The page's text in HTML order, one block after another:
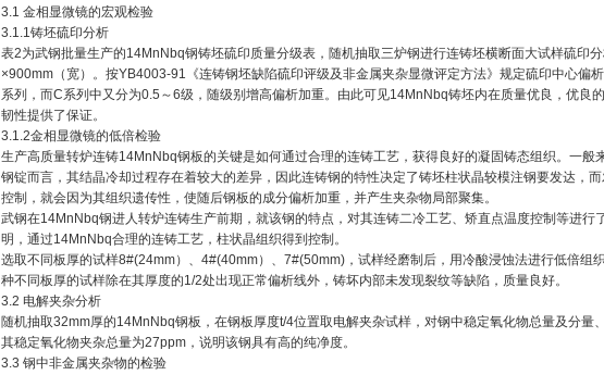
3.1 金相显微镜的宏观检验
3.1.1铸坯硫印分析
表2为武钢批量生产的14MnNbq钢铸坯硫印质量分级表，随机抽取三炉钢进行连铸坯横断面大试样硫印分
×900mm（宽）。按YB4003-91《连铸钢坯缺陷硫印评级及非金属夹杂显微评定方法》规定硫印中心偏
系列，而C系列中又分为0.5～6级，随级别增高偏析加重。由此可见14MnNbq铸坯内在质量优良，优良
韧性提供了保证。
3.1.2金相显微镜的低倍检验
生产高质量转炉连铸14MnNbq钢板的关键是如何通过合理的连铸工艺，获得良好的凝固铸态组织。一般
钢锭而言，其结晶冷却过程存在着较大的差异，因此连铸钢的特性决定了铸坯柱状晶较模注钢要发达，
控制，就会因为其组织遗传性，使随后钢板的成分偏析加重，并产生夹杂物局部聚集。
武钢在14MnNbq钢进人转炉连铸生产前期，就该钢的特点，对其连铸二冷工艺、矫直点温度控制等进行
明，通过14MnNbq合理的连铸工艺，柱状晶组织得到控制。
选取不同板厚的试样8#(24mm）、4#(40mm）、7#(50mm)，试样经磨制后，用冷酸浸蚀法进行低倍组
种不同板厚的试样除在其厚度的1/2处出现正常偏析线外，铸坏内部未发现裂纹等缺陷，质量良好。
3.2 电解夹杂分析
随机抽取32mm厚的14MnNbq钢板，在钢板厚度t/4位置取电解夹杂试样，对钢中稳定氧化物总量及分量
其稳定氧化物夹杂总量为27ppm，说明该钢具有高的纯净度。
3.3 钢中非金属夹杂物的检验